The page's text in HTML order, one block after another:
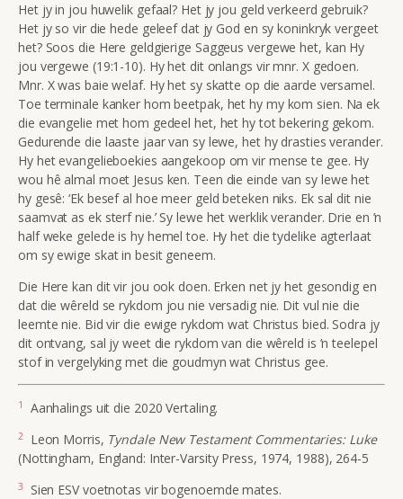
Het jy in jou huwelik gefaal? Het jy jou geld verkeerd gebruik?
Het jy so vir die hede geleef dat jy God en sy koninkryk vergeet
het? Soos die Here geldgierige Saggeus vergewe het, kan Hy
jou vergewe (19:1-10). Hy het dit onlangs vir mnr. X gedoen.
Mnr. X was baie welaf. Hy het sy skatte op die aarde versamel.
Toe terminale kanker hom beetpak, het hy my kom sien. Na ek
die evangelie met hom gedeel het, het hy tot bekering gekom.
Gedurende die laaste jaar van sy lewe, het hy drasties verander.
Hy het evangelieboekies aangekoop om vir mense te gee. Hy
wou hê almal moet Jesus ken. Teen die einde van sy lewe het
hy gesê: ‘Ek besef al hoe meer geld beteken niks. Ek sal dit nie
saamvat as ek sterf nie.’ Sy lewe het werklik verander. Drie en ’n
half weke gelede is hy hemel toe. Hy het die tydelike agterlaat
om sy ewige skat in besit geneem.
Die Here kan dit vir jou ook doen. Erken net jy het gesondig en
dat die wêreld se rykdom jou nie versadig nie. Dit vul nie die
leemte nie. Bid vir die ewige rykdom wat Christus bied. Sodra jy
dit ontvang, sal jy weet die rykdom van die wêreld is ’n teelepel
stof in vergelyking met die goudmyn wat Christus gee.
1 Aanhalings uit die 2020 Vertaling.
2 Leon Morris, Tyndale New Testament Commentaries: Luke
(Nottingham, England: Inter-Varsity Press, 1974, 1988), 264-5
3 Sien ESV voetnotas vir bogenoemde mates.